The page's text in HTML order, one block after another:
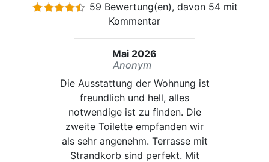
59 Bewertung(en), davon 54 mit
Kommentar
Mai 2026
Anonym
Die Ausstattung der Wohnung ist
freundlich und hell, alles
notwendige ist zu finden. Die
zweite Toilette empfanden wir
als sehr angenehm. Terrasse mit
Strandkorb sind perfekt. Mit